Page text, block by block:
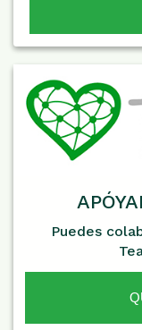
Puedes